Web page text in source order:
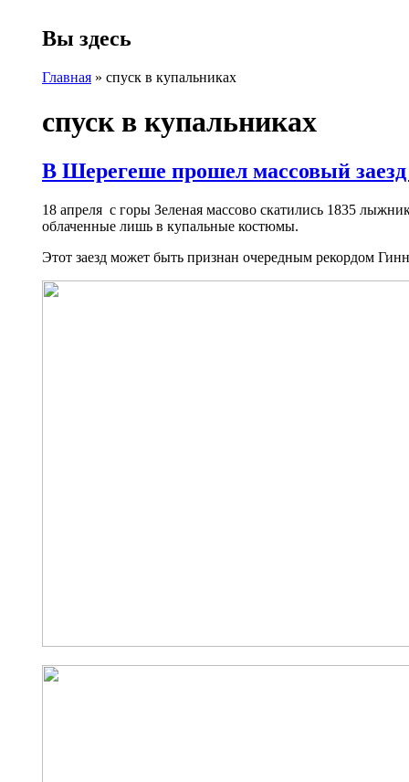
Вы здесь
Главная » спуск в купальниках
спуск в купальниках
В Шерегеше прошел массовый
18 апреля с горы Зеленая массово скатились 1835
облаченные лишь в купальные костюмы.
Этот заезд может быть признан очередным рекордом